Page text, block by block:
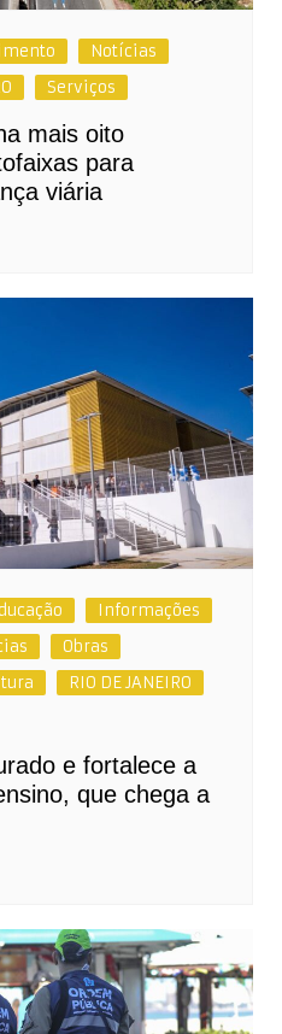
Notícias
Serviços
mais oito
para
viária
Informações
Obras
RIO DE JANEIRO
e fortalece a
que chega a